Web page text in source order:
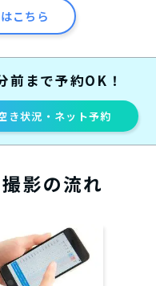
こちら
前まで予約OK！
き状況・ネット予約
影の流れ